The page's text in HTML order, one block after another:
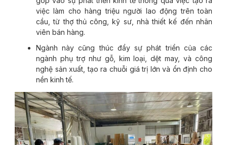
việc làm cho hàng triệu người lao động trên toàn
cầu, từ thợ thủ công, kỹ sư, nhà thiết kế đến nhân
viên bán hàng.
Ngành này cũng thúc đẩy sự phát triển của các
ngành phụ trợ như gỗ, kim loại, dệt may, và công
nghệ sản xuất, tạo ra chuỗi giá trị lớn và ổn định cho
nền kinh tế.